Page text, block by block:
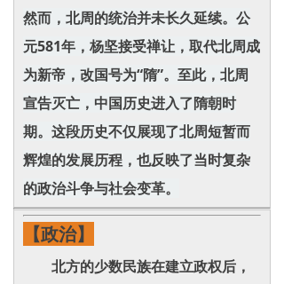
然而，北周的统治并未长久延续。公
元581年，杨坚接受禅让，取代北周成
为新帝，改国号为“隋”。至此，北周
宣告灭亡，中国历史进入了隋朝时
期。这段历史不仅展现了北周短暂而
辉煌的发展历程，也反映了当时复杂
的政治斗争与社会变革。
【政治】
北方的少数民族在建立政权后，